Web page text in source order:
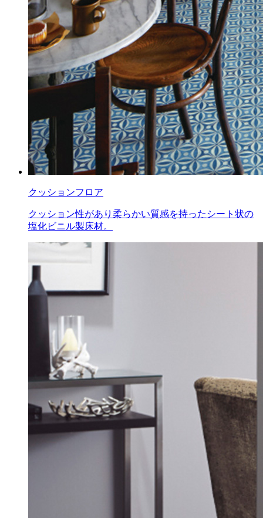
クッションフロア
クッション性があり柔らかい質感を持ったシート状の
塩化ビニル製床材。